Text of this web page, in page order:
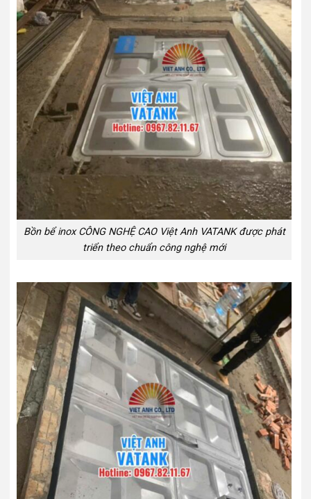
Bồn bể inox CÔNG NGHỆ CAO Việt Anh VATANK được phát
triển theo chuẩn công nghệ mới